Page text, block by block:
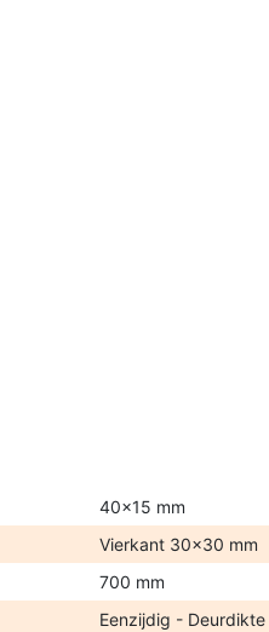
40x15 mm
Vierkant 30x30 mm
700 mm
Eenzijdig -